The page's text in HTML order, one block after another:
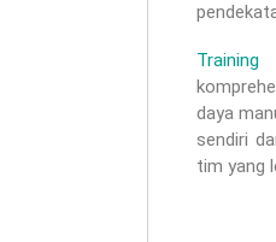
daya
sendiri
tim yang